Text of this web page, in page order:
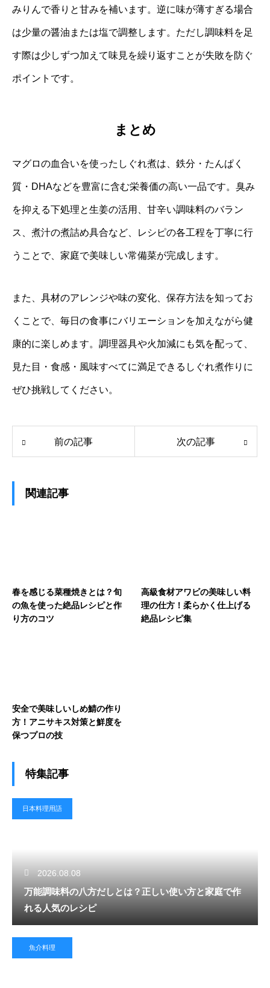
みりんで香りと甘みを補います。逆に味が薄すぎる場合
は少量の醤油または塩で調整します。ただし調味料を足
す際は少しずつ加えて味見を繰り返すことが失敗を防ぐ
ポイントです。
まとめ
マグロの血合いを使ったしぐれ煮は、鉄分・たんぱく
質・DHAなどを豊富に含む栄養価の高い一品です。臭み
を抑える下処理と生姜の活用、甘辛い調味料のバラン
ス、煮汁の煮詰め具合など、レシピの各工程を丁寧に行
うことで、家庭で美味しい常備菜が完成します。
また、具材のアレンジや味の変化、保存方法を知ってお
くことで、毎日の食事にバリエーションを加えながら健
康的に楽しめます。調理器具や火加減にも気を配って、
見た目・食感・風味すべてに満足できるしぐれ煮作りに
ぜひ挑戦してください。
前の記事 次の記事
関連記事
春を感じる菜種焼きとは？旬
の魚を使った絶品レシピと作
り方のコツ
高級食材アワビの美味しい料
理の仕方！柔らかく仕上げる
絶品レシピ集
安全で美味しいしめ鯖の作り
方！アニサキス対策と鮮度を
保つプロの技
特集記事
日本料理用語
2026.08.08
万能調味料の八方だしとは？正しい使い方と家庭で作
れる人気のレシピ
魚介料理